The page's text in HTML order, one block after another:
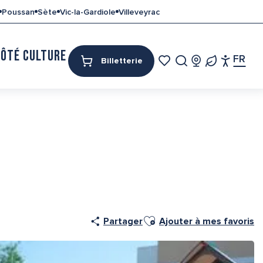
Billetterie FR
Poussan Sète Vic-la-Gardiole Villeveyrac
CULTURE MON SÉJOUR
PartagerAjouter aux favoris
Ajouter à mes favoris